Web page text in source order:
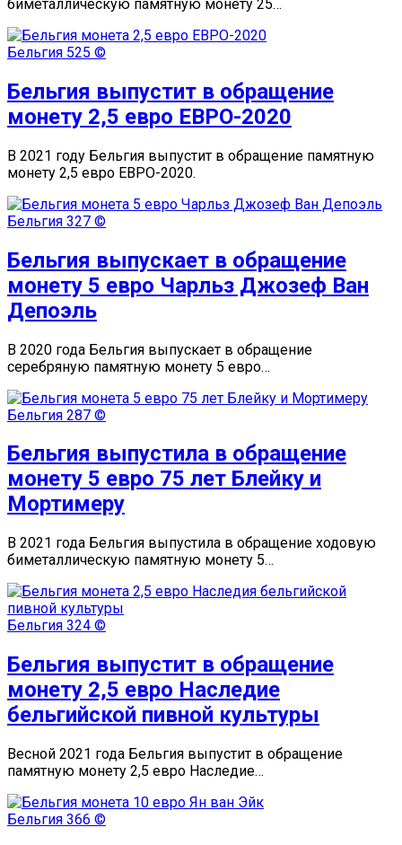
биметаллическую памятную монету 25…
Бельгия 525 ©
Бельгия выпустит в обращение
монету 2,5 евро ЕВРО-2020
В 2021 году Бельгия выпустит в обращение памятную
монету 2,5 евро ЕВРО-2020.
Бельгия 327 ©
Бельгия выпускает в обращение
монету 5 евро Чарльз Джозеф Ван
Депоэль
В 2020 года Бельгия выпускает в обращение
серебряную памятную монету 5 евро…
Бельгия 287 ©
Бельгия выпустила в обращение
монету 5 евро 75 лет Блейку и
Мортимеру
В 2021 года Бельгия выпустила в обращение ходовую
биметаллическую памятную монету 5…
Бельгия 324 ©
Бельгия выпустит в обращение
монету 2,5 евро Наследие
бельгийской пивной культуры
Весной 2021 года Бельгия выпустит в обращение
памятную монету 2,5 евро Наследие…
Бельгия 366 ©